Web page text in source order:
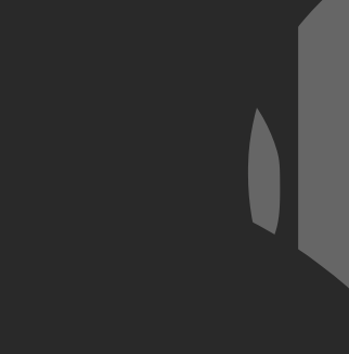
weetjes en recepten.
Met zinnenstrelende tips, prikkelende
of juist lekker pikant: iedereen komt